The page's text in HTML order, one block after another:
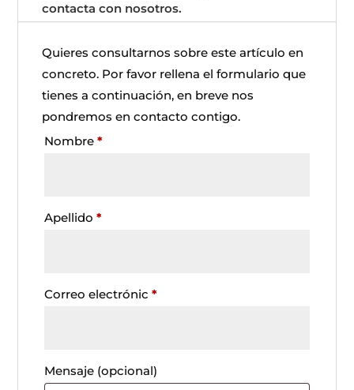
contacta con nosotros.
Quieres consultarnos sobre este artículo en
concreto. Por favor rellena el formulario que
tienes a continuación, en breve nos
pondremos en contacto contigo.
Nombre*
Apellido*
Correo electrónic*
Mensaje (opcional)